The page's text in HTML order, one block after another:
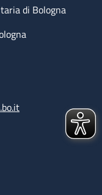
di Bologna